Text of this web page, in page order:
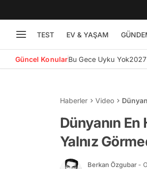
TEST EV & YAŞAM
Güncel KonularBu Gece Uyku Yok
Haberler Video
Dünyanın
Yalnız
Berkan Özgubar -